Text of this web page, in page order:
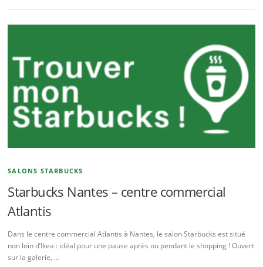
SALONS STARBUCKS
Starbucks Nantes – centre commercial
Atlantis
Dans le centre commercial Atlantis à Nantes, le salon Starbucks est situé
non loin d’Ikea : idéal pour une pause après ou pendant le shopping ! Ouvert
sur la galerie, …